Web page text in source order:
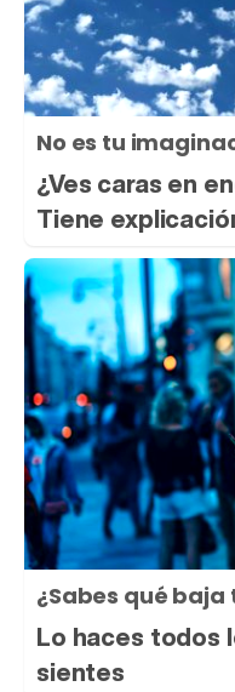
No es tu
¿Ves caras en
Tiene
¿Sabes qué baja
Lo haces todos
sientes